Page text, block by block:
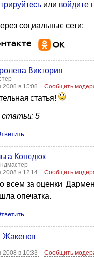
или войдите
социальные сети:
Виктория
2008 в 15:08
Сообщить
статья!
статьи: 5
Конодюк
2008 в 12:14
Сообщить
всем за оценки.
опечатка.
Жакенов
2008 в 10:33
Сообщить